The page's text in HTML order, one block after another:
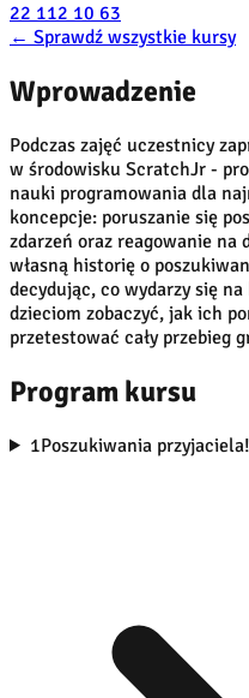
22 112 10 63
← Sprawdź wszystkie kursy
Wprowadzenie
Podczas zajęć uczestnicy
w środowisku ScratchJr -
nauki programowania dla
koncepcje: poruszanie się
zdarzeń oraz reagowanie
własną historię o
decydując, co wydarzy się
dzieciom zobaczyć, jak ich
przetestować cały przebieg
Program kursu
1Poszukiwania przyjaciela!